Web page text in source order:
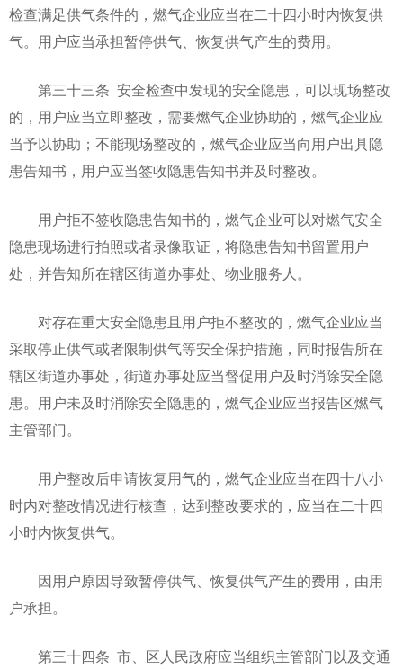
检查满足供气条件的，燃气企业应当在二十四小时内恢复供
气。用户应当承担暂停供气、恢复供气产生的费用。
第三十三条 安全检查中发现的安全隐患，可以现场整改
的，用户应当立即整改，需要燃气企业协助的，燃气企业应
当予以协助；不能现场整改的，燃气企业应当向用户出具隐
患告知书，用户应当签收隐患告知书并及时整改。
用户拒不签收隐患告知书的，燃气企业可以对燃气安全
隐患现场进行拍照或者录像取证，将隐患告知书留置用户
处，并告知所在辖区街道办事处、物业服务人。
对存在重大安全隐患且用户拒不整改的，燃气企业应当
采取停止供气或者限制供气等安全保护措施，同时报告所在
辖区街道办事处，街道办事处应当督促用户及时消除安全隐
患。用户未及时消除安全隐患的，燃气企业应当报告区燃气
主管部门。
用户整改后申请恢复用气的，燃气企业应当在四十八小
时内对整改情况进行核查，达到整改要求的，应当在二十四
小时内恢复供气。
因用户原因导致暂停供气、恢复供气产生的费用，由用
户承担。
第三十四条 市、区人民政府应当组织主管部门以及交通